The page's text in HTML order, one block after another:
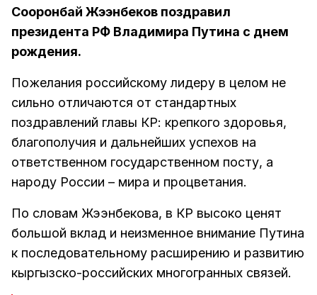
Сооронбай Жээнбеков поздравил
президента РФ Владимира Путина с днем
рождения.
Пожелания российскому лидеру в целом не
сильно отличаются от стандартных
поздравлений главы КР: крепкого здоровья,
благополучия и дальнейших успехов на
ответственном государственном посту, а
народу России – мира и процветания.
По словам Жээнбекова, в КР высоко ценят
большой вклад и неизменное внимание Путина
к последовательному расширению и развитию
кыргызско-российских многогранных связей.